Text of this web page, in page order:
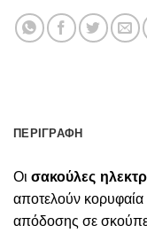
ΠΕΡΙΓΡΑΦΉ
Οι σακούλες
αποτελούν κορυφαία
απόδοσης σε